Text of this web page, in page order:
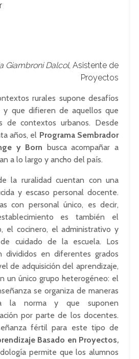
Giambroni Dalcol, Asistente de
Proyectos
rurales supone desafíos
que difieren de aquellos que
de contextos urbanos. Desde
años, el Programa Sembrador
y Born busca acompañar a
a lo largo y ancho del país.
la ruralidad cuentan con una
y escaso personal docente.
con personal único, es decir,
es también el
el cocinero, el administrativo y
cuidado de la escuela. Los
divididos en diferentes grados
de adquisición del aprendizaje,
un único grupo heterogéneo: el
se organiza de maneras
la norma y que suponen
por parte de los docentes.
fértil para este tipo de
Basado en Proyectos,
permite que los alumnos